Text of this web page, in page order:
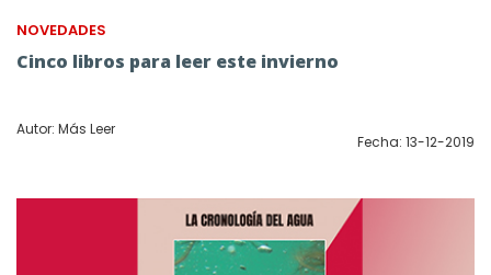
NOVEDADES
Cinco libros para leer este invierno
Autor: Más Leer
Fecha: 13-12-2019